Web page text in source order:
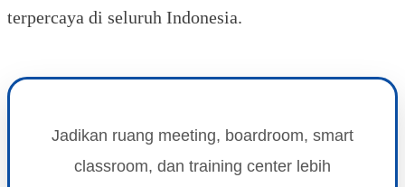
terpercaya di seluruh Indonesia.
Jadikan ruang meeting, boardroom, smart
classroom, dan training center lebih